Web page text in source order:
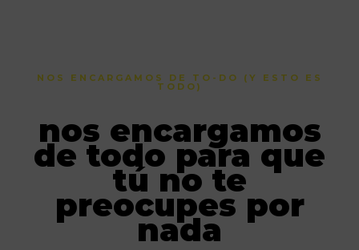
NOS ENCARGAMOS DE TO-DO (Y ESTO ES
TODO)
nos encargamos
de todo para que
tú no te
preocupes por
nada